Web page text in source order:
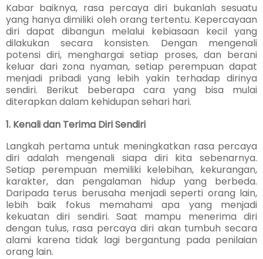
Kabar baiknya, rasa percaya diri bukanlah sesuatu
yang hanya dimiliki oleh orang tertentu. Kepercayaan
diri dapat dibangun melalui kebiasaan kecil yang
dilakukan secara konsisten. Dengan mengenali
potensi diri, menghargai setiap proses, dan berani
keluar dari zona nyaman, setiap perempuan dapat
menjadi pribadi yang lebih yakin terhadap dirinya
sendiri. Berikut beberapa cara yang bisa mulai
diterapkan dalam kehidupan sehari hari.
1. Kenali dan Terima Diri Sendiri
Langkah pertama untuk meningkatkan rasa percaya
diri adalah mengenali siapa diri kita sebenarnya.
Setiap perempuan memiliki kelebihan, kekurangan,
karakter, dan pengalaman hidup yang berbeda.
Daripada terus berusaha menjadi seperti orang lain,
lebih baik fokus memahami apa yang menjadi
kekuatan diri sendiri. Saat mampu menerima diri
dengan tulus, rasa percaya diri akan tumbuh secara
alami karena tidak lagi bergantung pada penilaian
orang lain.